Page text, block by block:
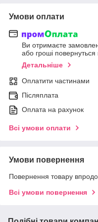
Умови оплати
Ви отримаєте
або гроші
Детальніше
Оплатити частинами
Післяплата
Оплата на рахунок
Всі умови оплати
Умови повернення
Повернення товару
Всі умови повернення